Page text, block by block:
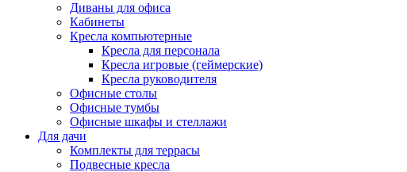
Диваны для офиса
Кабинеты
Кресла компьютерные
Кресла для персонала
Кресла игровые (геймерские)
Кресла руководителя
Офисные столы
Офисные тумбы
Офисные шкафы и стеллажи
Для дачи
Комплекты для террасы
Подвесные кресла